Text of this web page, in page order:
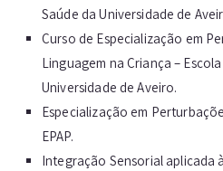
Saúde da Universidade de
Curso de Especialização em
Linguagem na Criança –
Universidade de Aveiro.
Especialização em
EPAP.
Integração Sensorial aplicada